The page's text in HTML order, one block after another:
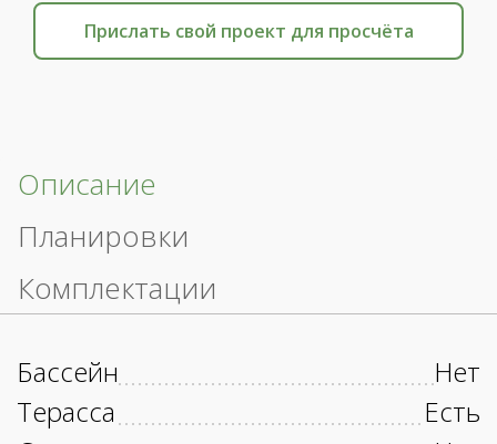
Прислать свой проект для просчёта
Описание
Планировки
Комплектации
Бассейн
Нет
Терасса
Есть